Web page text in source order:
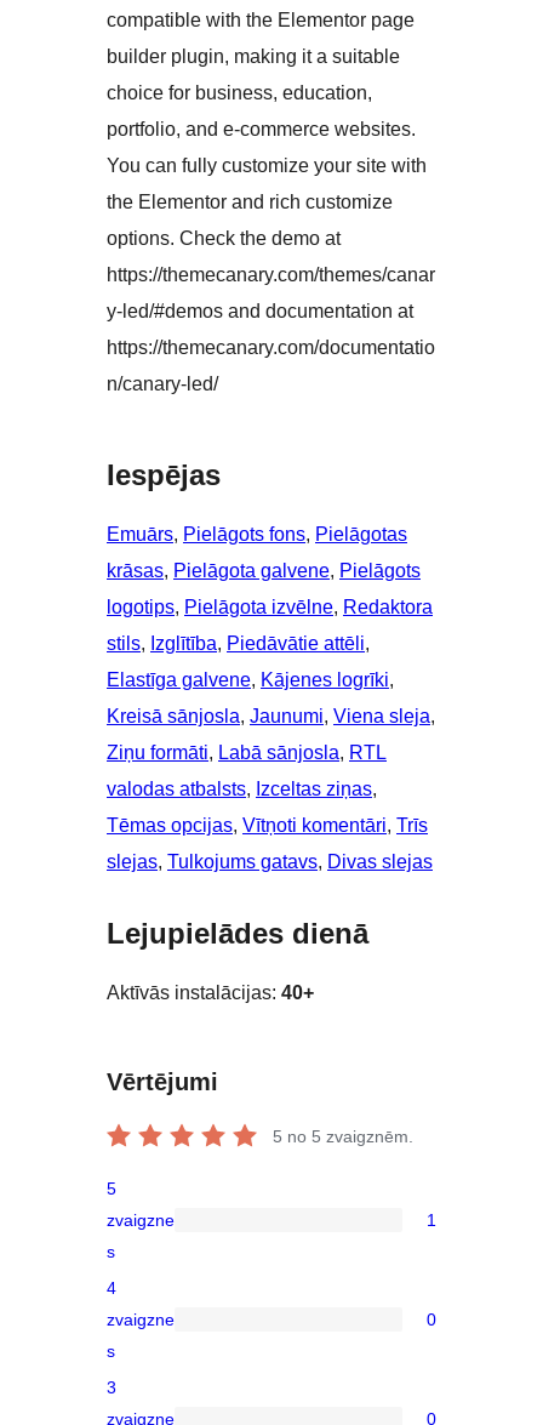
compatible with the Elementor page
builder plugin, making it a suitable
choice for business, education,
portfolio, and e-commerce websites.
You can fully customize your site with
the Elementor and rich customize
options. Check the demo at
https://themecanary.com/themes/canar
y-led/#demos and documentation at
https://themecanary.com/documentatio
n/canary-led/
Iespējas
Emuārs, Pielāgots fons, Pielāgotas
krāsas, Pielāgota galvene, Pielāgots
logotips, Pielāgota izvēlne, Redaktora
stils, Izglītība, Piedāvātie attēli
Elastīga galvene, Kājenes logrīki
Kreisā sānjosla, Jaunumi, Viena sleja
Ziņu formāti, Labā sānjosla, RTL
valodas atbalsts, Izceltas ziņas
Tēmas opcijas, Vītņoti komentāri, Trīs
slejas, Tulkojums gatavs, Divas slejas
Lejupielādes dienā
Aktīvās instalācijas: 40+
Vērtējumi
5 no 5 zvaigznēm.
star
review
5
zvaigzne
s
1
star
4
zvaigzne
s
0
3
zvaigzne
0